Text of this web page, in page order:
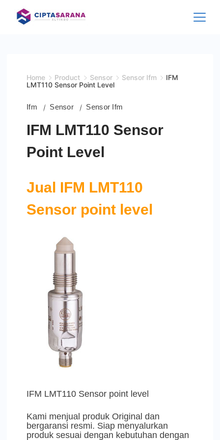
content
Home Product Sensor Sensor Ifm
IFM
LMT110 Sensor Point Level
Ifm Sensor Sensor Ifm
IFM LMT110 Sensor
Point Level
Jual IFM LMT110
Sensor point level
IFM LMT110 Sensor point level
Kami menjual produk Original dan
bergaransi resmi. Siap menyalurkan
produk sesuai dengan kebutuhan dengan